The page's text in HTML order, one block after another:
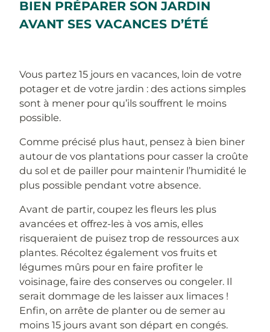
BIEN PRÉPARER SON JARDIN
AVANT SES VACANCES D’ÉTÉ
Vous partez 15 jours en vacances, loin de votre
potager et de votre jardin : des actions simples
sont à mener pour qu’ils souffrent le moins
possible.
Comme précisé plus haut, pensez à bien biner
autour de vos plantations pour casser la croûte
du sol et de pailler pour maintenir l’humidité le
plus possible pendant votre absence.
Avant de partir, coupez les fleurs les plus
avancées et offrez-les à vos amis, elles
risqueraient de puisez trop de ressources aux
plantes. Récoltez également vos fruits et
légumes mûrs pour en faire profiter le
voisinage, faire des conserves ou congeler. Il
serait dommage de les laisser aux limaces !
Enfin, on arrête de planter ou de semer au
moins 15 jours avant son départ en congés.